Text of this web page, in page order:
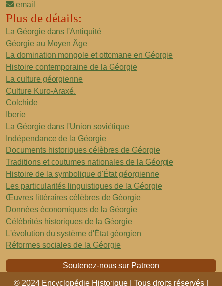
email
Plus de détails:
La Géorgie dans l'Antiquité
Géorgie au Moyen Âge
La domination mongole et ottomane en Géorgie
Histoire contemporaine de la Géorgie
La culture géorgienne
Culture Kuro-Araxé.
Colchide
Iberie
La Géorgie dans l'Union soviétique
Indépendance de la Géorgie
Documents historiques célèbres de Géorgie
Traditions et coutumes nationales de la Géorgie
Histoire de la symbolique d'État géorgienne
Les particularités linguistiques de la Géorgie
Œuvres littéraires célèbres de Géorgie
Données économiques de la Géorgie
Célébrités historiques de la Géorgie
L'évolution du système d'État géorgien
Réformes sociales de la Géorgie
Soutenez-nous sur Patreon
© 2024 Encyclopédie Historique | Tous droits réservés |